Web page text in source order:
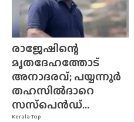
Kerala Top
രാജേഷിന്റെ
മൃതദേഹത്തോട്
അനാദരവ്; പയ്യന്നൂർ
തഹസിൽദാറെ
സസ്‌പെൻഡ്...